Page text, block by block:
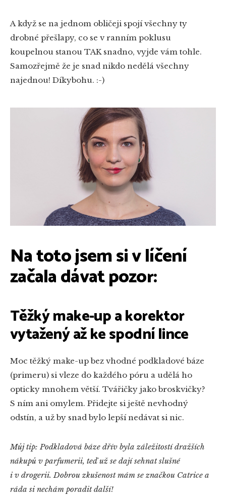
A když se na jednom obličeji spojí všechny ty
drobné přešlapy, co se v ranním poklusu
koupelnou stanou TAK snadno, vyjde vám tohle.
Samozřejmě že je snad nikdo nedělá všechny
najednou! Díkybohu. :-)
Na toto jsem si v líčení
začala dávat pozor:
Těžký make-up a korektor
vytažený až ke spodní lince
Moc těžký make-up bez vhodné podkladové báze
(primeru) si vleze do každého póru a udělá ho
opticky mnohem větší. Tvářičky jako broskvičky?
S ním ani omylem. Přidejte si ještě nevhodný
odstín, a už by snad bylo lepší nedávat si nic.
Můj tip: Podkladová báze dřív byla záležitostí dražších
nákupů v parfumerii, teď už se dají sehnat slušné
i v drogerii. Dobrou zkušenost mám se značkou Catrice a
ráda si nechám poradit další!